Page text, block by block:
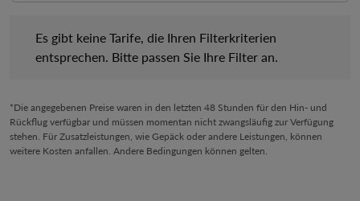
Es gibt keine Tarife, die Ihren Filterkriterien
entsprechen. Bitte passen Sie Ihre Filter an.
*Die angegebenen Preise waren in den letzten 48 Stunden für den Hin- und
Rückflug verfügbar und müssen momentan nicht zwangsläufig zur Verfügung
stehen. Für Zusatzleistungen, wie Gepäck oder andere Leistungen, können
weitere Kosten anfallen. Andere Bedingungen können gelten.